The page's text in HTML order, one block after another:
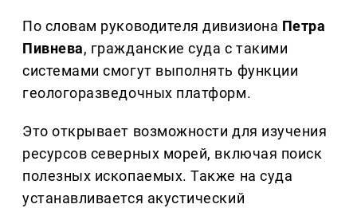
По словам руководителя дивизиона Петра
Пивнева, гражданские суда с такими
системами смогут выполнять функции
геологоразведочных платформ.
Это открывает возможности для изучения
ресурсов северных морей, включая поиск
полезных ископаемых. Также на суда
устанавливается акустический